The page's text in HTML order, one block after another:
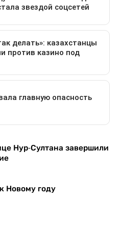
Нур-Султана завершили
Новому году